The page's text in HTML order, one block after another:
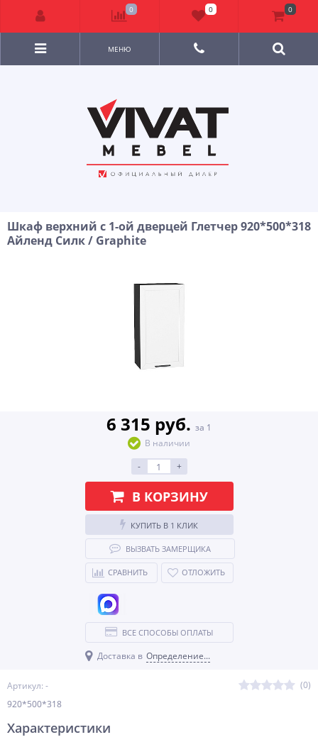
МЕНЮ
Шкаф верхний с 1-ой дверцей Глетчер 920*500*318
Айленд Силк / Graphite
Артикул: -
(0)
920*500*318
6 315 руб. за 1
В наличии
-
+
В КОРЗИНУ
КУПИТЬ В 1 КЛИК
ВЫЗВАТЬ ЗАМЕРЩИКА
СРАВНИТЬ ОТЛОЖИТЬ
ВСЕ СПОСОБЫ ОПЛАТЫ
Доставка в Определение...
Характеристики
0 0 0